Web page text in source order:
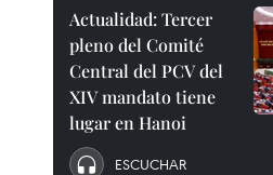
Actualidad: Tercer
pleno del Comité
Central del PCV del
XIV mandato tiene
lugar en Hanoi
ESCUCHAR